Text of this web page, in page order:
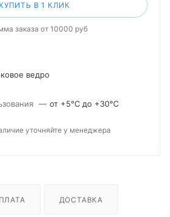
КУПИТЬ В 1 КЛИК
заказа от 10000 руб
ведро
— от +5°С до +30°С
уточняйте у менеджера
ДОСТАВКА